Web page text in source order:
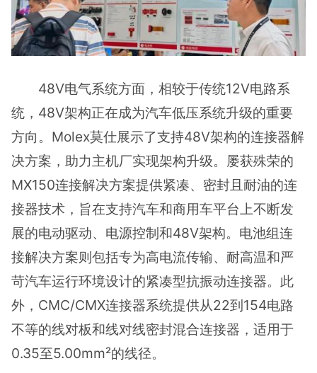
48V电气系统方面，相较于传统12V电路系
统，48V架构正在成为汽车低压系统升级的重要
方向。Molex莫仕展示了支持48V架构的连接器解
决方案，助力主机厂实现架构升级。屡获殊荣的
MX150连接解决方案提供紧凑、密封且耐油的连
接器技术，旨在支持汽车和商用车平台上不断发
展的电动驱动、电源控制和48V架构。电池组连
接解决方案则包括专为高电流传输、耐高温和严
苛汽车运行环境设计的紧凑型抗振动连接器。此
外，CMC/CMX连接器系统提供从22到154电路
不等的线对板和线对线密封混合连接器，适用于
0.35至5.00mm²的线径。